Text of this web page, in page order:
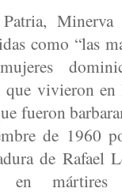
como “las
que vivieron
fueron
de 1960
de Rafael
en